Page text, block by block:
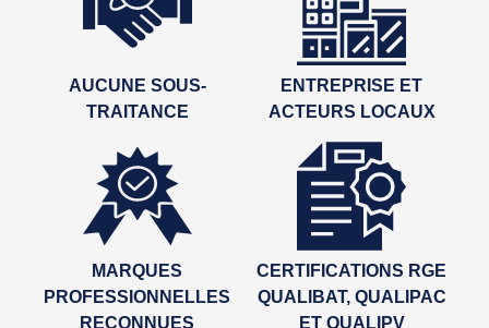
AUCUNE SOUS-
TRAITANCE
ENTREPRISE ET
ACTEURS LOCAUX
MARQUES
PROFESSIONNELLES
RECONNUES
CERTIFICATIONS RGE
QUALIBAT, QUALIPAC
ET QUALIPV